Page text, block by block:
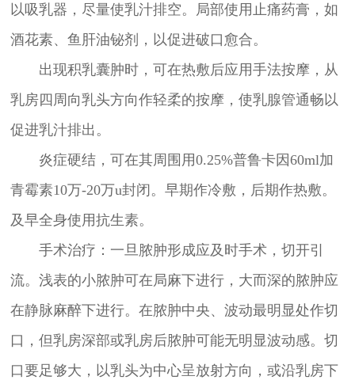
以吸乳器，尽量使乳汁排空。局部使用止痛药膏，如
酒花素、鱼肝油铋剂，以促进破口愈合。
出现积乳囊肿时，可在热敷后应用手法按摩，从
乳房四周向乳头方向作轻柔的按摩，使乳腺管通畅以
促进乳汁排出。
炎症硬结，可在其周围用0.25%普鲁卡因60ml加
青霉素10万-20万u封闭。早期作冷敷，后期作热敷。
及早全身使用抗生素。
手术治疗：一旦脓肿形成应及时手术，切开引
流。浅表的小脓肿可在局麻下进行，大而深的脓肿应
在静脉麻醉下进行。在脓肿中央、波动最明显处作切
口，但乳房深部或乳房后脓肿可能无明显波动感。切
口要足够大，以乳头为中心呈放射方向，或沿乳房下